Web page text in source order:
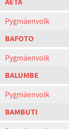
Pygmäenvolk
BAFOTO
Pygmäenvolk
BALUMBE
Pygmäenvolk
BAMBUTI